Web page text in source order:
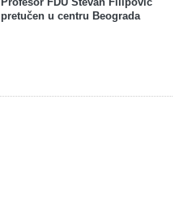
pretučen u centru Beograda